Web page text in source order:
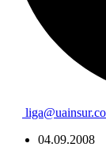
04.09.2008